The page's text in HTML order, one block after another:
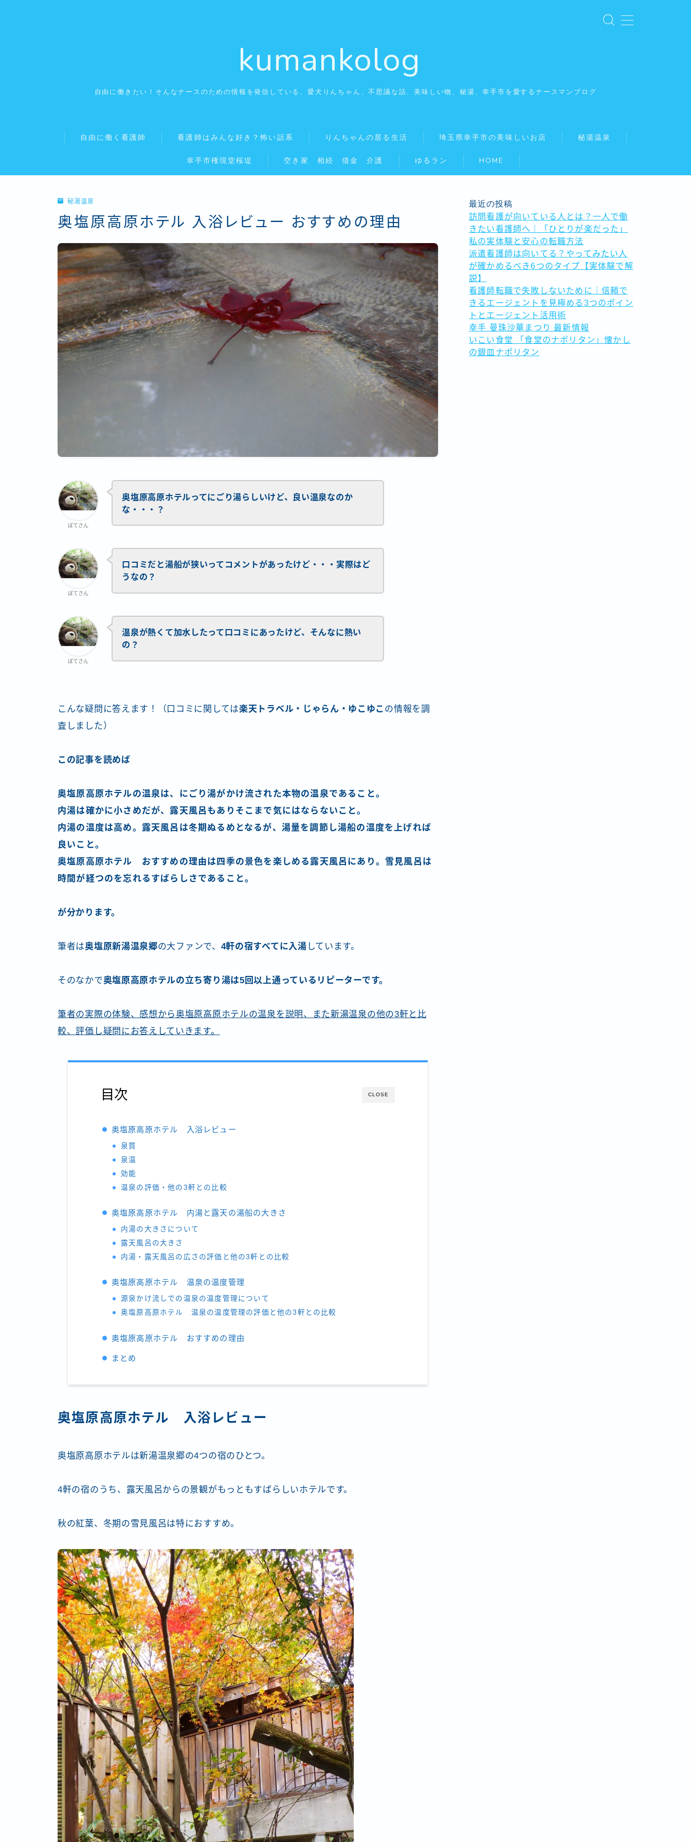
kumankolog
自由に働きたい！そんなナースのための情報を発信している、愛犬りんちゃん、不思議な話、美味しい物、秘湯、幸手市を愛するナースマンブログ
自由に働く看護師 看護師はみんな好き？怖い話系 りんちゃんの居る生活 埼玉県幸手市の美味しいお店 秘湯温泉
幸手市権現堂桜堤 空き家 相続 借金 介護 ゆるラン HOME
看護師はみんな好き？怖い話系
りんちゃんの居る生活
秘湯温泉
幸手市権現堂桜堤
空き家 相続 借金 介護
ゆるラン
埼玉県杉戸町の美味しいお店
埼玉県春日部市の美味い店
HOME
秘湯温泉
奥塩原高原ホテル 入浴レビュー おすすめの理由
ぽてさん
奥塩原高原ホテルってにごり湯らしいけど、良い温泉なのか
な・・・？
ぽてさん
口コミだと湯船が狭いってコメントがあったけど・・・実際はど
うなの？
ぽてさん
温泉が熱くて加水したって口コミにあったけど、そんなに熱い
の？
こんな疑問に答えます！（口コミに関しては楽天トラベル・じゃらん・ゆこゆこ の情報を調
査しました）
この記事を読めば
奥塩原高原ホテルの温泉は、にごり湯がかけ流された本物の温泉であること。
内湯は確かに小さめだが、露天風呂もありそこまで気にはならないこと。
内湯の温度は高め。露天風呂は冬期ぬるめとなるが、湯量を調節し湯船の温度を上げれば
良いこと。
奥塩原高原ホテル おすすめの理由は四季の景色を楽しめる露天風呂にあり。雪見風呂は
時間が経つのを忘れるすばらしさであること。
が分かります。
筆者は奥塩原新湯温泉郷の大ファンで、 4軒の宿すべてに入湯 しています。
そのなかで奥塩原高原ホテルの立ち寄り湯は5回以上通っているリピーターです。
筆者の実際の体験、感想から奥塩原高原ホテルの温泉を説明、また新湯温泉の他の3軒と比
較、評価し疑問にお答えしていきます。
CLOSE
目次
奥塩原高原ホテル 入浴レビュー
泉質
泉温
効能
温泉の評価・他の3軒との比較
奥塩原高原ホテル 内湯と露天の湯船の大きさ
内湯の大きさについて
露天風呂の大きさ
内湯・露天風呂の広さの評価と他の3軒との比較
奥塩原高原ホテル 温泉の温度管理
源泉かけ流しでの温泉の温度管理について
奥塩原高原ホテル 温泉の温度管理の評価と他の3軒との比較
奥塩原高原ホテル おすすめの理由
まとめ
奥塩原高原ホテル 入浴レビュー
奥塩原高原ホテルは新湯温泉郷の4つの宿のひとつ。
4軒の宿のうち、露天風呂からの景観がもっともすばらしいホテルです。
秋の紅葉、冬期の雪見風呂は特におすすめ。
最近の投稿
訪問看護が向いている人とは？一人で働
きたい看護師へ｜「ひとりが楽だった」
私の実体験と安心の転職方法
派遣看護師は向いてる？やってみたい人
が確かめるべき6つのタイプ【実体験で解
説】
看護師転職で失敗しないために｜信頼で
きるエージェントを見極める3つのポイン
トとエージェント活用術
幸手 曼珠沙華まつり 最新情報
いこい食堂 「食堂のナポリタン」懐かし
の銀皿ナポリタン